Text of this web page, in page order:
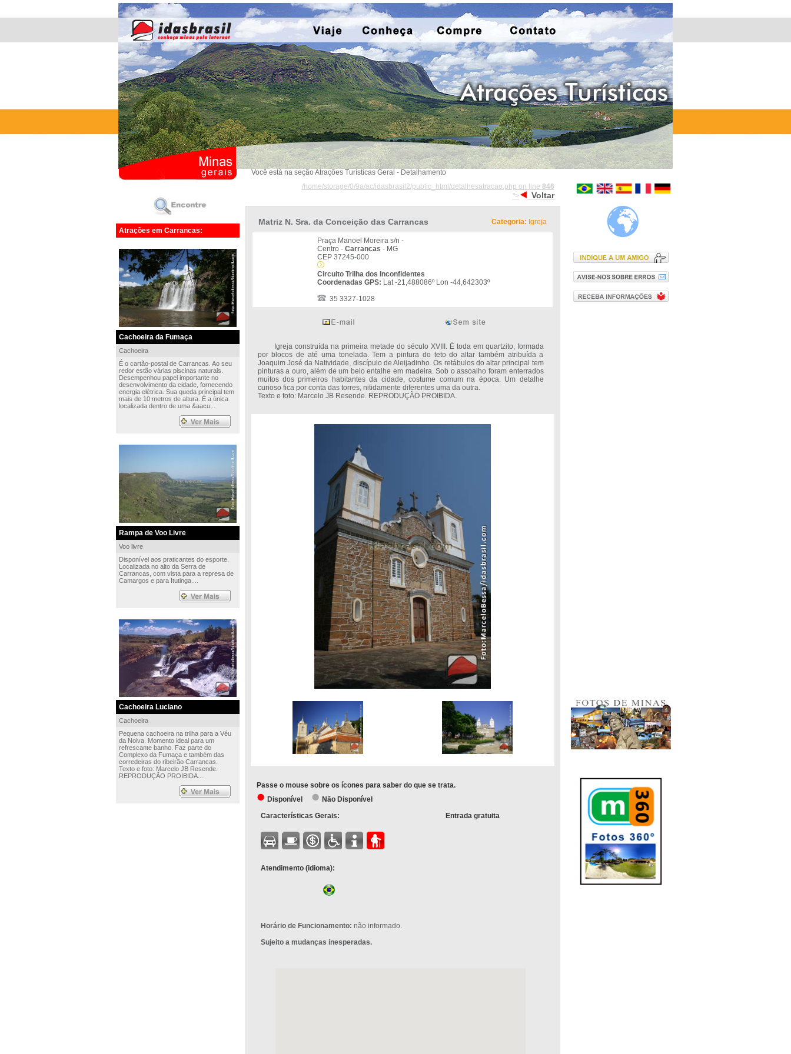
Atrações em Carrancas:
Cachoeira da Fumaça
Cachoeira
É o cartão-postal de Carrancas. Ao seu
redor estão várias piscinas naturais.
Desempenhou papel importante no
desenvolvimento da cidade, fornecendo
energia elétrica. Sua queda principal tem
mais de 10 metros de altura. É a única
localizada dentro de uma &aacu...
Rampa de Voo Livre
Voo livre
Disponível aos praticantes do esporte.
Localizada no alto da Serra de
Carrancas, com vista para a represa de
Camargos e para Itutinga....
Cachoeira Luciano
Cachoeira
Pequena cachoeira na trilha para a Véu
da Noiva. Momento ideal para um
refrescante banho. Faz parte do
Complexo da Fumaça e também das
corredeiras do ribeirão Carrancas.
Texto e foto: Marcelo JB Resende.
REPRODUÇÃO PROIBIDA....
Você está na seção Atrações Turísticas Geral - Detalhamento
/home/storage/0/9a/ac/idasbrasil2/public_html/detalhesatracao.php on line 846
">
Voltar
Matriz N. Sra. da Conceição das Carrancas Categoria: Igreja
Praça Manoel Moreira s/n -
Centro - Carrancas - MG
CEP 37245-000
Circuito Trilha dos Inconfidentes
Coordenadas GPS: Lat -21,488086º Lon -44,642303º
35 3327-1028
Igreja construída na primeira metade do século XVIII. É toda em quartzito, formada
por blocos de até uma tonelada. Tem a pintura do teto do altar também atribuída a
Joaquim José da Natividade, discípulo de Aleijadinho. Os retábulos do altar principal tem
pinturas a ouro, além de um belo entalhe em madeira. Sob o assoalho foram enterrados
muitos dos primeiros habitantes da cidade, costume comum na época. Um detalhe
curioso fica por conta das torres, nitidamente diferentes uma da outra.
Texto e foto: Marcelo JB Resende. REPRODUÇÃO PROIBIDA.
Passe o mouse sobre os ícones para saber do que se trata.
Disponível
Não Disponível
Características Gerais:
Atendimento (idioma):
Entrada gratuita
Horário de Funcionamento: não informado.
Sujeito a mudanças inesperadas.